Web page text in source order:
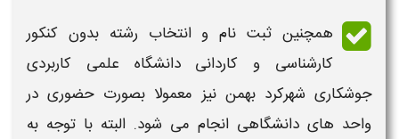
همچنین ثبت نام و انتخاب رشته بدون کنکور
کارشناسی و کاردانی دانشگاه علمی کاربردی
جوشکاری شهرکرد بهمن نیز معمولا بصورت حضوری در
واحد های دانشگاهی انجام می شود. البته با توجه به